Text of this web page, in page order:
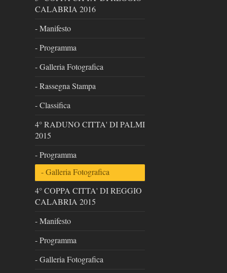
CALABRIA 2016
- Manifesto
- Programma
- Galleria Fotografica
- Rassegna Stampa
- Classifica
4° RADUNO CITTA' DI PALMI
2015
- Programma
- Galleria Fotografica
4° COPPA CITTA' DI REGGIO
CALABRIA 2015
- Manifesto
- Programma
- Galleria Fotografica